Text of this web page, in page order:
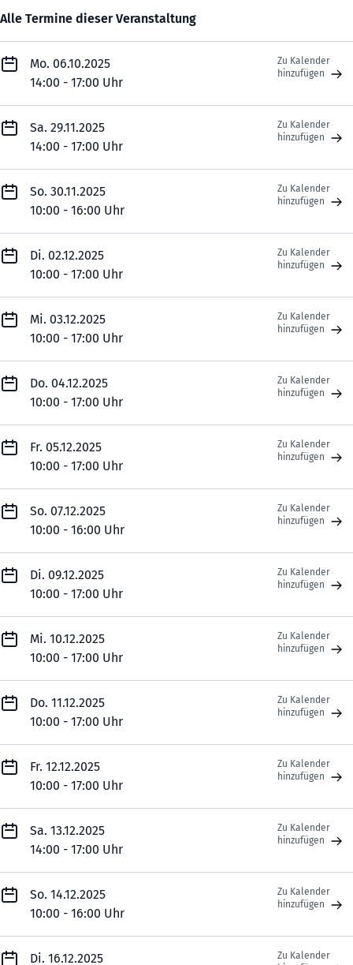
Alle Termine dieser Veranstaltung
Mo. 06.10.2025
14:00 - 17:00 Uhr
Zu Kalender
hinzufügen
Sa. 29.11.2025
14:00 - 17:00 Uhr
Zu Kalender
hinzufügen
So. 30.11.2025
10:00 - 16:00 Uhr
Zu Kalender
hinzufügen
Di. 02.12.2025
10:00 - 17:00 Uhr
Zu Kalender
hinzufügen
Mi. 03.12.2025
10:00 - 17:00 Uhr
Zu Kalender
hinzufügen
Do. 04.12.2025
10:00 - 17:00 Uhr
Zu Kalender
hinzufügen
Fr. 05.12.2025
10:00 - 17:00 Uhr
Zu Kalender
hinzufügen
So. 07.12.2025
10:00 - 16:00 Uhr
Zu Kalender
hinzufügen
Di. 09.12.2025
10:00 - 17:00 Uhr
Zu Kalender
hinzufügen
Mi. 10.12.2025
10:00 - 17:00 Uhr
Zu Kalender
hinzufügen
Do. 11.12.2025
10:00 - 17:00 Uhr
Zu Kalender
hinzufügen
Fr. 12.12.2025
10:00 - 17:00 Uhr
Zu Kalender
hinzufügen
Sa. 13.12.2025
14:00 - 17:00 Uhr
Zu Kalender
hinzufügen
So. 14.12.2025
10:00 - 16:00 Uhr
Zu Kalender
hinzufügen
Di. 16.12.2025
Zu Kalender